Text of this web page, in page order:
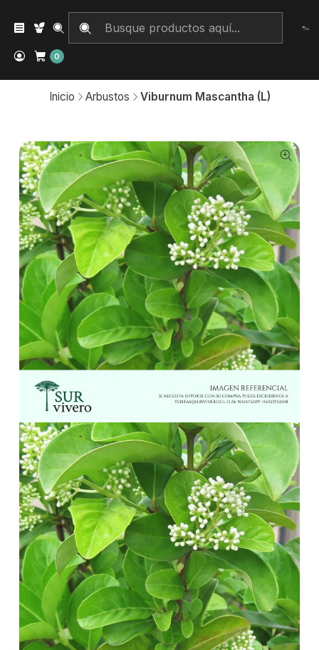
0
Inicio Arbustos Viburnum Mascantha (L)